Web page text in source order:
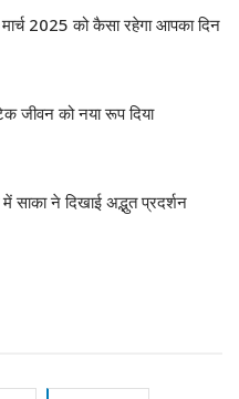
2025 को कैसा रहेगा आपका दिन
जीवन को नया रूप दिया
साका ने दिखाई अद्भुत प्रदर्शन